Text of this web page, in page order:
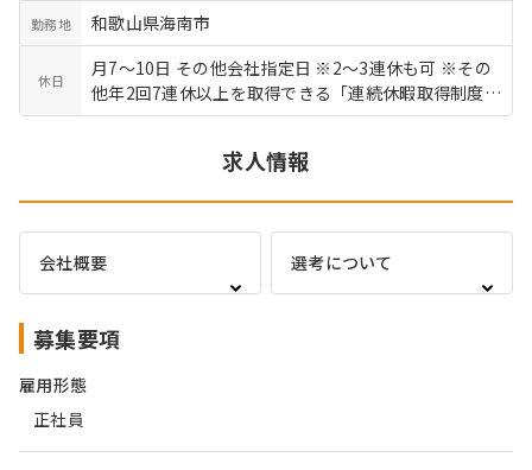
勤務地 和歌山県海南市
休日
月7～10日 その他会社指定日 ※2～3連休も可 ※その
他年2回7連休以上を取得できる「連続休暇取得制度」
もあります 有給休暇 結婚休暇／5日 産前産後休暇 育
求人情報
会社概要 選考について
募集要項
雇用形態
正社員